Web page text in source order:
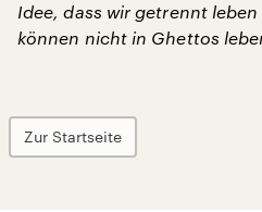
Idee, dass wir getrennt
können nicht in Ghettos
Zur Startseite